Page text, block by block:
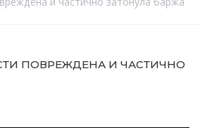
ПОВРЕЖДЕНА И ЧАСТИЧНО